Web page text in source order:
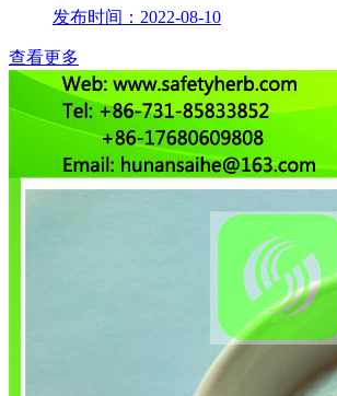
发布时间：2022-08-10
查看更多